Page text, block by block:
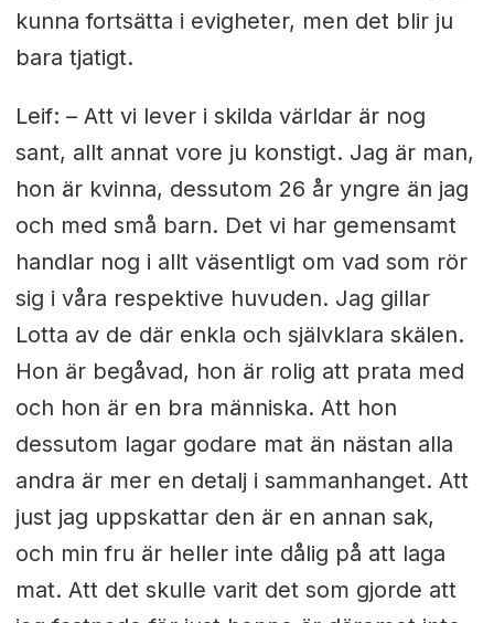
kunna fortsätta i evigheter, men det blir ju
bara tjatigt.
Leif: – Att vi lever i skilda världar är nog
sant, allt annat vore ju konstigt. Jag är man,
hon är kvinna, dessutom 26 år yngre än jag
och med små barn. Det vi har gemensamt
handlar nog i allt väsentligt om vad som rör
sig i våra respektive huvuden. Jag gillar
Lotta av de där enkla och självklara skälen.
Hon är begåvad, hon är rolig att prata med
och hon är en bra människa. Att hon
dessutom lagar godare mat än nästan alla
andra är mer en detalj i sammanhanget. Att
just jag uppskattar den är en annan sak,
och min fru är heller inte dålig på att laga
mat. Att det skulle varit det som gjorde att